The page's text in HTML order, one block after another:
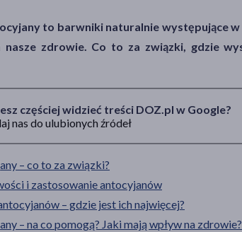
to barwniki naturalnie występujące
nasze zdrowie. Co to za związki, gdzie
częściej widzieć treści DOZ.pl w Google?
nas do ulubionych źródeł
– co to za związki?
i zastosowanie antocyjanów
– gdzie jest ich najwięcej?
– na co pomogą? Jaki mają wpływ na zdrowie?